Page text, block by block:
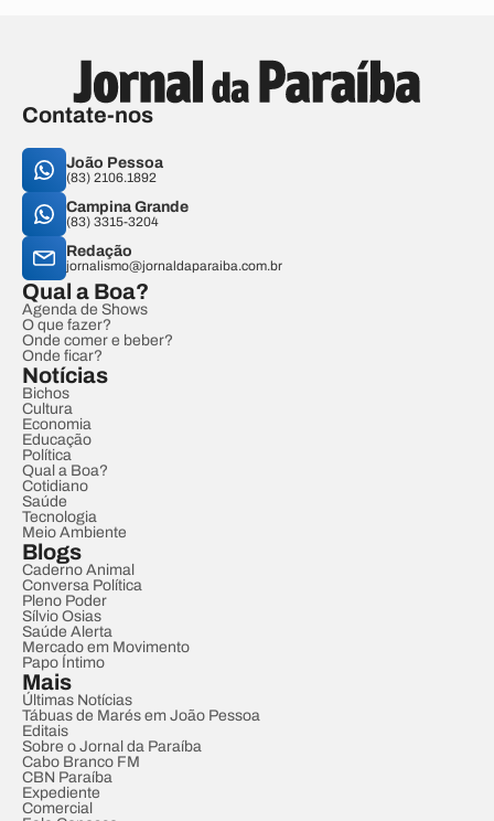
Contate-nos
João Pessoa
(83) 2106.1892
Campina Grande
(83) 3315-3204
Redação
jornalismo@jornaldaparaiba.com.br
Qual a Boa?
Agenda de Shows
O que fazer?
Onde comer e beber?
Onde ficar?
Notícias
Bichos
Cultura
Economia
Educação
Política
Qual a Boa?
Cotidiano
Saúde
Tecnologia
Meio Ambiente
Blogs
Caderno Animal
Conversa Política
Pleno Poder
Sílvio Osias
Saúde Alerta
Mercado em Movimento
Papo Íntimo
Mais
Últimas Notícias
Tábuas de Marés em João Pessoa
Editais
Sobre o Jornal da Paraíba
Cabo Branco FM
CBN Paraíba
Expediente
Comercial